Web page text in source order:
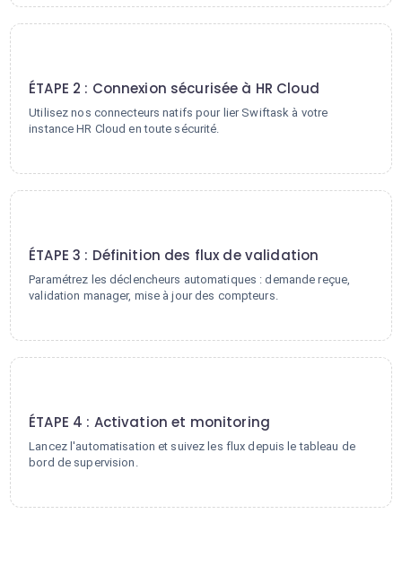
ÉTAPE 2 : Connexion sécurisée à HR Cloud
Utilisez nos connecteurs natifs pour lier Swiftask à votre
instance HR Cloud en toute sécurité.
ÉTAPE 3 : Définition des flux de validation
Paramétrez les déclencheurs automatiques : demande reçue,
validation manager, mise à jour des compteurs.
ÉTAPE 4 : Activation et monitoring
Lancez l'automatisation et suivez les flux depuis le tableau de
bord de supervision.